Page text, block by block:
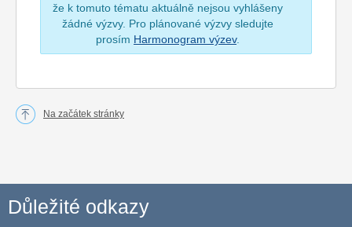
že k tomuto tématu aktuálně nejsou vyhlášeny
žádné výzvy. Pro plánované výzvy sledujte
prosím Harmonogram výzev.
Na začátek stránky
Důležité odkazy